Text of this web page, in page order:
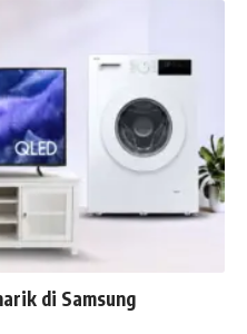
di Samsung